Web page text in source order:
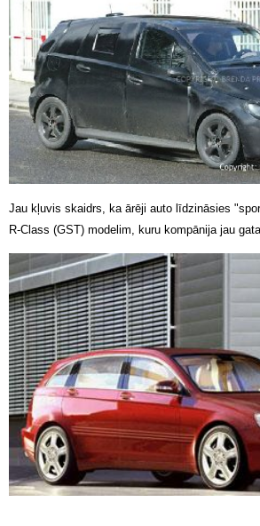
Jau kļuvis skaidrs, ka ārēji auto līdzināsies
R-Class (GST) modelim, kuru kompānija jau